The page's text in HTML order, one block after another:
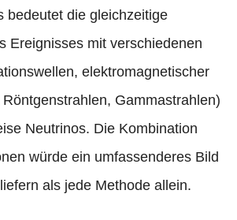
bedeutet die gleichzeitige
Ereignisses mit verschiedenen
elektromagnetischer
Gammastrahlen)
Neutrinos. Die Kombination
würde ein umfassenderes Bild
als jede Methode allein.